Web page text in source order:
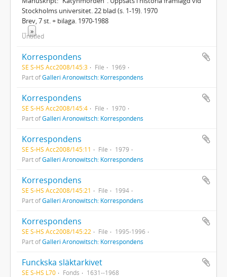
Stockholms universitet. 22 blad (s. 1-19). 1970
Brev, 7 st. + bilaga. 1970-1988
»
Untitled
Korrespondens
SE S-HS Acc2008/145:3 File
1969
Part ofGalleri Aronowitsch: Korrespondens
Korrespondens
SE S-HS Acc2008/145:4 File
1970
Part ofGalleri Aronowitsch: Korrespondens
Korrespondens
SE S-HS Acc2008/145:11 File
1979
Part ofGalleri Aronowitsch: Korrespondens
Korrespondens
SE S-HS Acc2008/145:21 File
1994
Part ofGalleri Aronowitsch: Korrespondens
Korrespondens
SE S-HS Acc2008/145:22 File
1995-1996
Part ofGalleri Aronowitsch: Korrespondens
Funckska släktarkivet
SE S-HS L70 Fonds 1631--1968